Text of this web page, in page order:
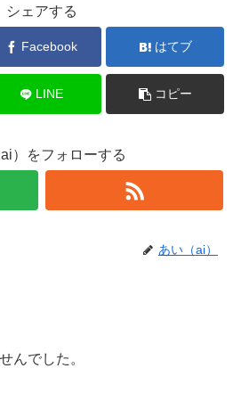
シェアする
Facebook はてブ
LINE コピー
）をフォローする
あい（ai）
んでした。